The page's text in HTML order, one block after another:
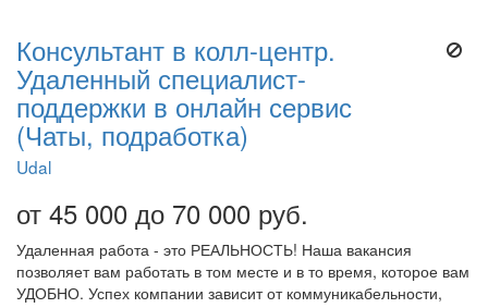
Консультант в колл-центр.
Удаленный специалист-
поддержки в онлайн сервис
(Чаты, подработка)
Udal
от 45 000 до 70 000 руб.
Удаленная работа - это РЕАЛЬНОСТЬ! Наша вакансия
позволяет вам работать в том месте и в то время, которое вам
УДОБНО. Успех компании зависит от коммуникабельности,